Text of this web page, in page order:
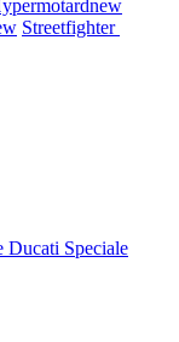
new
Streetfighter
Ducati Speciale